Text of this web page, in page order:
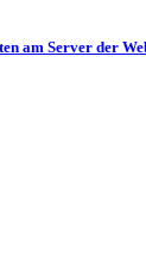
am Server der